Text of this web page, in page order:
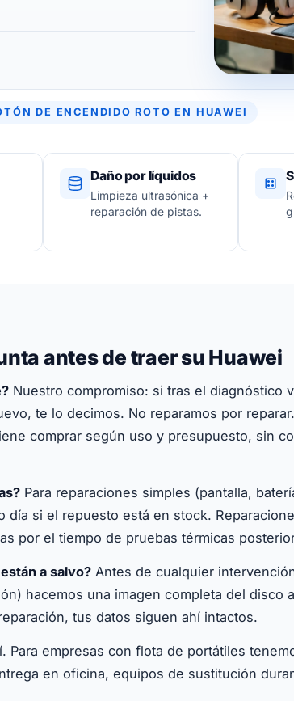
DE ENCENDIDO ROTO EN HUAWEI
Daño por líquidos
Limpieza ultrasónica +
reparación de pistas.
antes de traer su Huawei
Nuestro compromiso: si tras el diagnóstico
te lo decimos. No reparamos por
comprar según uso y presupuesto, sin
Para reparaciones simples (pantalla,
día si el repuesto está en stock.
por el tiempo de pruebas térmicas
a salvo? Antes de cualquier
hacemos una imagen completa del disco
tus datos siguen ahí intactos.
Para empresas con flota de portátiles
en oficina, equipos de sustitución